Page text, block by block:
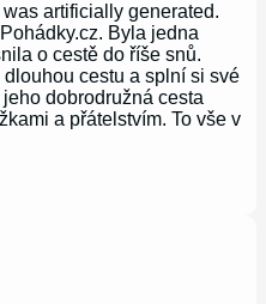
artificially generated.
Byla jedna
o cestě do říše snů.
cestu a splní si své
dobrodružná cesta
a přátelstvím. To vše v